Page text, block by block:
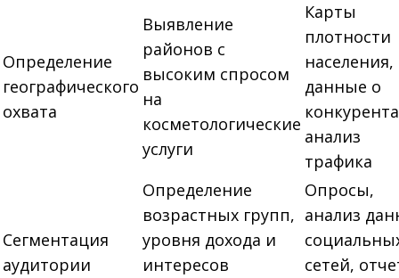
Определение
географического
охвата
Выявление
районов с
высоким спросом
на
косметологические
услуги
Карты
плотности
населения,
данные о
анализ
трафика
Сегментация
аудитории
Определение
возрастных групп,
уровня дохода и
интересов
Опросы,
анализ
сетей,